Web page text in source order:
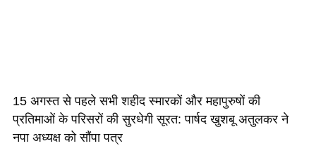
15 अगस्त से पहले सभी शहीद स्मारकों और महापुरुषों की
प्रतिमाओं के परिसरों की सुरधेगी सूरत: पार्षद खुशबू अतुलकर ने
नपा अध्यक्ष को सौंपा पत्र